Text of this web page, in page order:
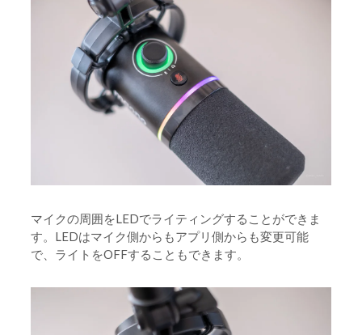
マイクの周囲をLEDでライティングすることができま
す。LEDはマイク側からもアプリ側からも変更可能
で、ライトをOFFすることもできます。